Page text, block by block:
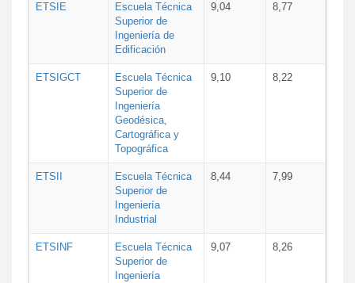
ETSIE
Escuela Técnica
Superior de
Ingeniería de
Edificación
9,04 8,77
ETSIGCT
Escuela Técnica
Superior de
Ingeniería
Geodésica,
Cartográfica y
Topográfica
9,10 8,22
ETSII
Escuela Técnica
Superior de
Ingeniería
Industrial
8,44 7,99
ETSINF
Escuela Técnica
Superior de
Ingeniería
9,07 8,26